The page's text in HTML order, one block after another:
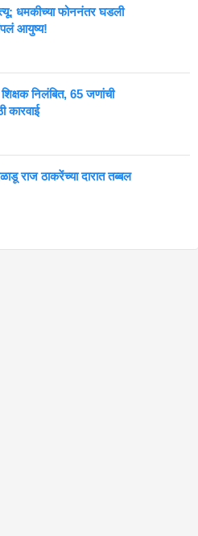
धमकीच्या फोननंतर घडली
आयुष्य!
निलंबित, 65 जणांची
कारवाई
राज ठाकरेंच्या दारात तब्बल